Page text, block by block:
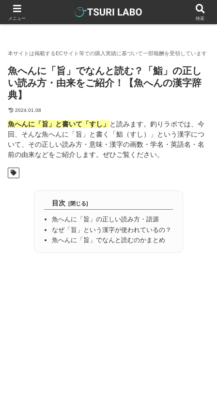
釣りラボマガジン 魚へんの漢字一覧 魚へんに「旨」でなんと
魚へんに「旨」でなんと読む？「鮨」の正し
い読み方・由来をご紹介！【魚へんの漢字辞
典】
2024.01.08
魚へんに「旨」と書いて「すし」 と読みます。釣りラボでは、今
回、そんな魚へんに「旨」と書く「鮨（すし）」という漢字につ
いて、その正しい読み方・意味・漢字の画数・学名・英語名・名
前の由来などをご紹介します。ぜひご覧ください。
目次
魚へんに「旨」の正しい読み方・語源
なぜ「旨」という漢字が使われているの？
魚へんに「旨」でなんと読むのかまとめ
メニュー 検索